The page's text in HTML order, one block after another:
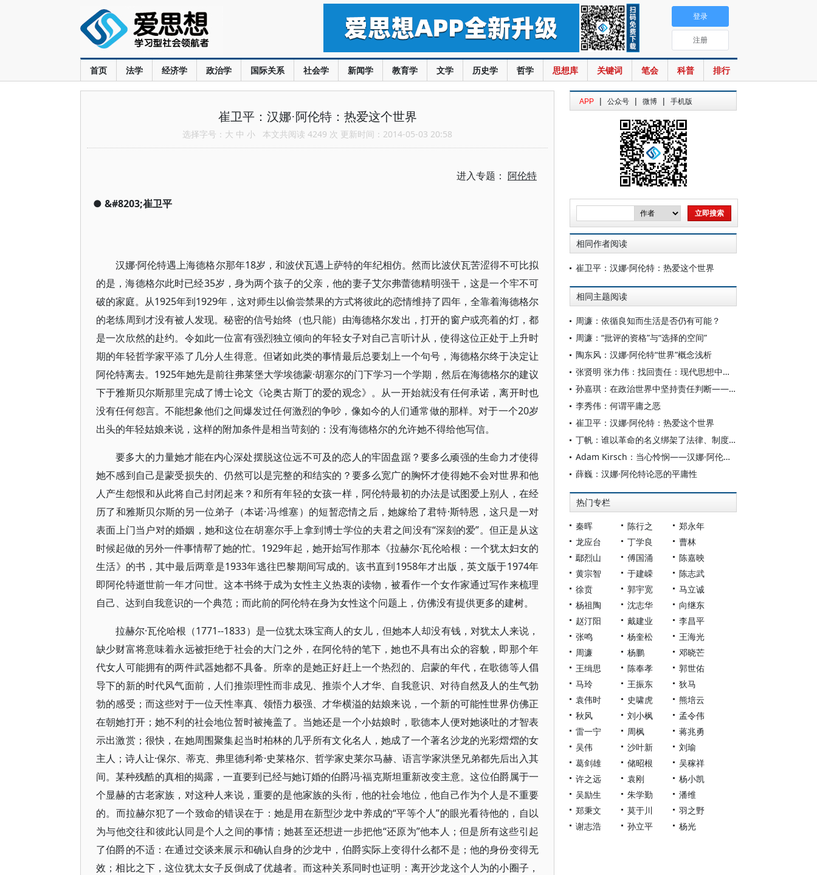
首页 法学 经济学 政治学 国际关系 社会学 新闻学 教育学 文学 历史学 哲学 思想库 关键词 笔会 科普 排行
登录
注册
崔卫平：汉娜·阿伦特：热爱这个世界
选择字号： 大 中 小 本文共阅读 4249 次 更新时间：2014-05-03 20:58
进入专题： 阿伦特
● &#8203;崔卫平
汉娜·阿伦特遇上海德格尔那年18岁，和波伏瓦遇上萨特的年纪相仿。然而比波伏瓦苦涩得不可比拟
的是，海德格尔此时已经35岁，身为两个孩子的父亲，他的妻子艾尔弗蕾德精明强干，这是一个牢不可
破的家庭。从1925年到1929年，这对师生以偷尝禁果的方式将彼此的恋情维持了四年，全靠着海德格尔
的老练周到才没有被人发现。秘密的信号始终（也只能）由海德格尔发出，打开的窗户或亮着的灯，都
是一次欣然的赴约。令如此一位富有强烈独立倾向的年轻女子对自己言听计从，使得这位正处于上升时
期的年轻哲学家平添了几分人生得意。但诸如此类的事情最后总要划上一个句号，海德格尔终于决定让
阿伦特离去。1925年她先是前往弗莱堡大学埃德蒙·胡塞尔的门下学习一个学期，然后在海德格尔的建议
下于雅斯贝尔斯那里完成了博士论文《论奥古斯丁的爱的观念》。从一开始就没有任何承诺，离开时也
没有任何怨言。不能想象他们之间爆发过任何激烈的争吵，像如今的人们通常做的那样。对于一个20岁
出头的年轻姑娘来说，这样的附加条件是相当苛刻的：没有海德格尔的允许她不得给他写信。
要多大的力量她才能在内心深处摆脱这位远不可及的恋人的牢固盘踞？要多么顽强的生命力才使得
她不感到自己是蒙受损失的、仍然可以是完整的和结实的？要多么宽广的胸怀才使得她不会对世界和他
人产生怨恨和从此将自己封闭起来？和所有年轻的女孩一样，阿伦特最初的办法是试图爱上别人，在经
历了和雅斯贝尔斯的另一位弟子（本诺·冯·维塞）的短暂恋情之后，她嫁给了君特·斯特恩，这只是一对
表面上门当户对的婚姻，她和这位在胡塞尔手上拿到博士学位的夫君之间没有“深刻的爱”。但正是从这
时候起做的另外一件事情帮了她的忙。1929年起，她开始写作那本《拉赫尔·瓦伦哈根：一个犹太妇女的
生活》的书，其中最后两章是1933年逃往巴黎期间写成的。该书直到1958年才出版，英文版于1974年
即阿伦特逝世前一年才问世。这本书终于成为女性主义热衷的读物，被看作一个女作家通过写作来梳理
自己、达到自我意识的一个典范；而此前的阿伦特在身为女性这个问题上，仿佛没有提供更多的建树。
拉赫尔·瓦伦哈根（1771--1833）是一位犹太珠宝商人的女儿，但她本人却没有钱，对犹太人来说，
缺少财富将意味着永远被拒绝于社会的大门之外，在阿伦特的笔下，她也不具有出众的容貌，即那个年
代女人可能拥有的两件武器她都不具备。所幸的是她正好赶上一个热烈的、启蒙的年代，在歌德等人倡
导下的新的时代风气面前，人们推崇理性而非成见、推崇个人才华、自我意识、对待自然及人的生气勃
勃的感受；而这些对于一位天性率真、领悟力极强、才华横溢的姑娘来说，一个新的可能性世界仿佛正
在朝她打开；她不利的社会地位暂时被掩盖了。当她还是一个小姑娘时，歌德本人便对她谈吐的才智表
示出激赏；很快，在她周围聚集起当时柏林的几乎所有文化名人，她成了一个著名沙龙的光彩熠熠的女
主人；诗人让·保尔、蒂克、弗里德利希·史莱格尔、哲学家史莱尔马赫、语言学家洪堡兄弟都先后出入其
间。某种残酷的真相的揭露，一直要到已经与她订婚的伯爵冯·福克斯坦重新改变主意。这位伯爵属于一
个显赫的古老家族，对这种人来说，重要的是他家族的头衔，他的社会地位，他自己作为个人是不重要
的。而拉赫尔犯了一个致命的错误在于：她是用在新型沙龙中养成的“平等个人”的眼光看待他的，自以
为与他交往和彼此认同是个人之间的事情；她甚至还想进一步把他“还原为”他本人；但是所有这些引起
了伯爵的不适：在通过交谈来展示和确认自身的沙龙中，伯爵实际上变得什么都不是；他的身份变得无
效；相比之下，这位犹太女子反倒成了优越者。而这种关系同时也证明：离开沙龙这个人为的小圈子，
APP | 公众号 | 微博 | 手机版
相同作者阅读
崔卫平：汉娜·阿伦特：热爱这个世界
相同主题阅读
周濂：依循良知而生活是否仍有可能？
周濂：“批评的资格”与“选择的空间”
陶东风：汉娜·阿伦特“世界”概念浅析
张贤明 张力伟：找回责任：现代思想中的责任政治观念分析
孙嘉琪：在政治世界中坚持责任判断——纪念汉娜·阿伦特诞辰110周年
李秀伟：何谓平庸之恶
崔卫平：汉娜·阿伦特：热爱这个世界
丁帆：谁以革命的名义绑架了法律、制度、自由与人性
Adam Kirsch：当心怜悯——汉娜·阿伦特与非个人的力量
薛巍：汉娜·阿伦特论恶的平庸性
热门专栏
秦晖 陈行之
郑永年
龙应台
丁学良
曹林
鄢烈山
傅国涌
陈嘉映
黄宗智
于建嵘
陈志武
徐贲
郭宇宽
马立诚
杨祖陶
沈志华
向继东
赵汀阳
戴建业
李昌平
张鸣
杨奎松
王海光
周濂
杨鹏
邓晓芒
王缉思
陈奉孝
郭世佑
马玲
王振东
狄马
袁伟时
史啸虎
熊培云
秋风
刘小枫
孟令伟
雷一宁
周枫
蒋兆勇
吴伟
沙叶新
刘瑜
葛剑雄
储昭根
吴稼祥
许之远
袁刚
杨小凯
吴励生
朱学勤
潘维
郑秉文
莫于川
羽之野
谢志浩
孙立平 杨光